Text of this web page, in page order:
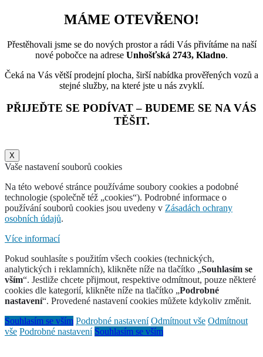
MÁME OTEVŘENO!
Přestěhovali jsme se do nových prostor a rádi Vás přivítáme na naší
nové pobočce na adrese Unhošťská 2743, Kladno.
Čeká na Vás větší prodejní plocha, širší nabídka prověřených vozů a
stejné služby, na které jste u nás zvyklí.
PŘIJEĎTE SE PODÍVAT – BUDEME SE NA VÁS
TĚŠIT.
X
Vaše nastavení souborů cookies
Na této webové stránce používáme soubory cookies a podobné
technologie (společně též „cookies“). Podrobné informace o
používání souborů cookies jsou uvedeny v Zásadách ochrany
osobních údajů.
Více informací
Pokud souhlasíte s použitím všech cookies (technických,
analytických i reklamních), klikněte níže na tlačítko „Souhlasím se
vším“. Jestliže chcete přijmout, respektive odmítnout, pouze některé
cookies dle kategorií, klikněte níže na tlačítko „Podrobné
nastavení“. Provedené nastavení cookies můžete kdykoliv změnit.
Souhlasím se vším Podrobné nastavení Odmítnout vše Odmítnout
vše Podrobné nastavení Souhlasím se vším